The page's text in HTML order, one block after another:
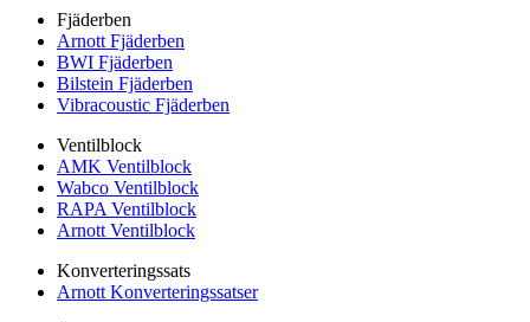
Fjäderben
Arnott Fjäderben
BWI Fjäderben
Bilstein Fjäderben
Vibracoustic Fjäderben
Ventilblock
AMK Ventilblock
Wabco Ventilblock
RAPA Ventilblock
Arnott Ventilblock
Konverteringssats
Arnott Konverteringssatser